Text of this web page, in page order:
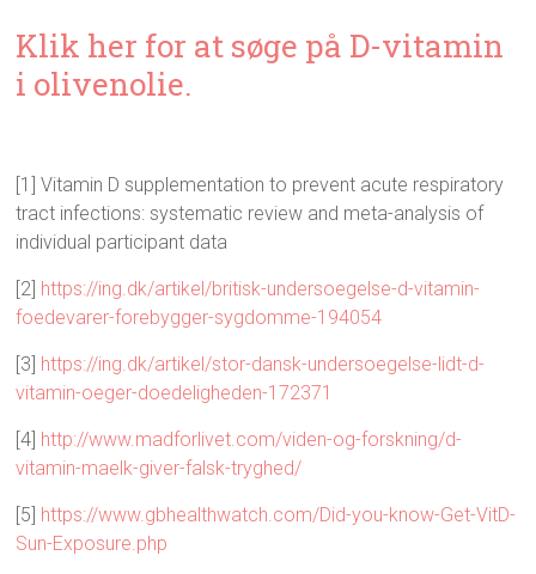
Klik her for at søge på D-vitamin
i olivenolie.
[1] Vitamin D supplementation to prevent acute respiratory
tract infections: systematic review and meta-analysis of
individual participant data
[2] https://ing.dk/artikel/britisk-undersoegelse-d-vitamin-
foedevarer-forebygger-sygdomme-194054
[3] https://ing.dk/artikel/stor-dansk-undersoegelse-lidt-d-
vitamin-oeger-doedeligheden-172371
[4] http://www.madforlivet.com/viden-og-forskning/d-
vitamin-maelk-giver-falsk-tryghed/
[5] https://www.gbhealthwatch.com/Did-you-know-Get-VitD-
Sun-Exposure.php